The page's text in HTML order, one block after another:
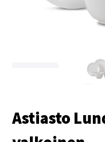
Astiasto